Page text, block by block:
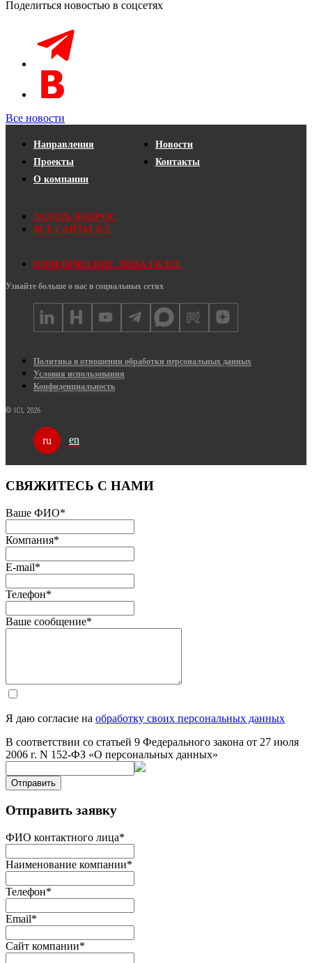
Поделиться новостью в соцсетях
Все новости
Направления
Проекты
О компании
Новости
Контакты
ЗАДАТЬ ВОПРОС
ВСЕ САЙТЫ ICL
ЮРИДИЧЕСКИЕ ЛИЦА ГК ICL
Узнайте больше о нас в социальных сетях
Политика в отношении обработки персональных данных
Условия использования
Конфиденциальность
© ICL 2026
ru en
СВЯЖИТЕСЬ С НАМИ
Ваше ФИО*
Компания*
E-mail*
Телефон*
Ваше сообщение*
Я даю согласие на обработку своих персональных данных
В соответствии со статьей 9 Федерального закона от 27 июля
2006 г. N 152-ФЗ «О персональных данных»
Отправить
Отправить заявку
ФИО контактного лица*
Наименование компании*
Телефон*
Email*
Сайт компании*